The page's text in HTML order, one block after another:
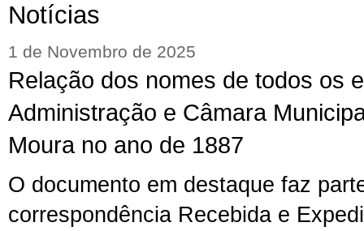
Notícias
1 de Novembro de 2025
Relação dos nomes de todos os
Administração e Câmara
Moura no ano de 1887
O documento em destaque faz
correspondência Recebida e